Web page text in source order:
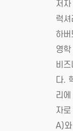
저
럭
하
영
비
다.
리
자
A)와